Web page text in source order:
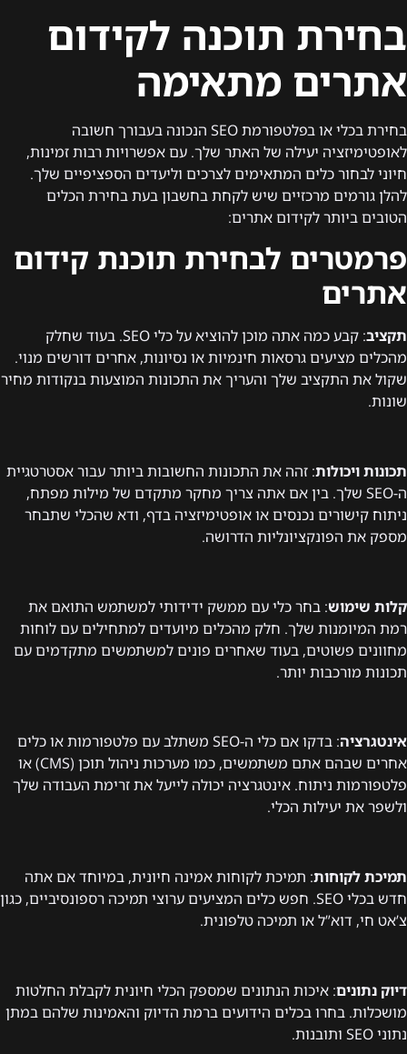
בחירת תוכנה לקידום
אתרים מתאימה
בחירת בכלי או בפלטפורמת SEO הנכונה בעבורך חשובה
לאופטימיזציה יעילה של האתר שלך. עם אפשרויות רבות זמינות,
חיוני לבחור כלים המתאימים לצרכים וליעדים הספציפיים שלך.
להלן גורמים מרכזיים שיש לקחת בחשבון בעת בחירת הכלים
הטובים ביותר לקידום אתרים:
פרמטרים לבחירת תוכנת קידום
אתרים
תקציב
: קבע כמה אתה מוכן להוציא על כלי SEO. בעוד שחלק
מהכלים מציעים גרסאות חינמיות או נסיונות, אחרים דורשים מנוי.
שקול את התקציב שלך והעריך את התכונות המוצעות בנקודות מחיר
שונות.
תכונות ויכולות: זהה את התכונות החשובות ביותר עבור אסטרטגיית
ה-SEO שלך. בין אם אתה צריך מחקר מתקדם של מילות מפתח,
ניתוח קישורים נכנסים או אופטימיזציה בדף, ודא שהכלי שתבחר
מספק את הפונקציונליות הדרושה.
קלות שימוש: בחר כלי עם ממשק ידידותי למשתמש התואם את
רמת המיומנות שלך. חלק מהכלים מיועדים למתחילים עם לוחות
מחוונים פשוטים, בעוד שאחרים פונים למשתמשים מתקדמים עם
תכונות מורכבות יותר.
אינטגרציה
: בדקו אם כלי ה-SEO משתלב עם פלטפורמות או כלים
אחרים שבהם אתם משתמשים, כמו מערכות ניהול תוכן (CMS) או
פלטפורמות ניתוח. אינטגרציה יכולה לייעל את זרימת העבודה שלך
ולשפר את יעילות הכלי.
תמיכת לקוחות: תמיכת לקוחות אמינה חיונית, במיוחד אם אתה
חדש בכלי SEO. חפש כלים המציעים ערוצי תמיכה רספונסיביים, כגון
צ’אט חי, דוא”ל או תמיכה טלפונית.
דיוק נתונים: איכות הנתונים שמספק הכלי חיונית לקבלת החלטות
מושכלות. בחרו בכלים הידועים ברמת הדיוק והאמינות שלהם במתן
נתוני SEO ותובנות.